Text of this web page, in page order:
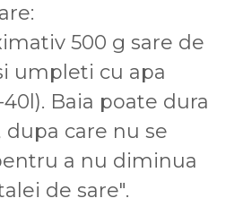
500 g sare de
umpleti cu apa
40l). Baia poate dura
dupa care nu se
a nu diminua
de sare".